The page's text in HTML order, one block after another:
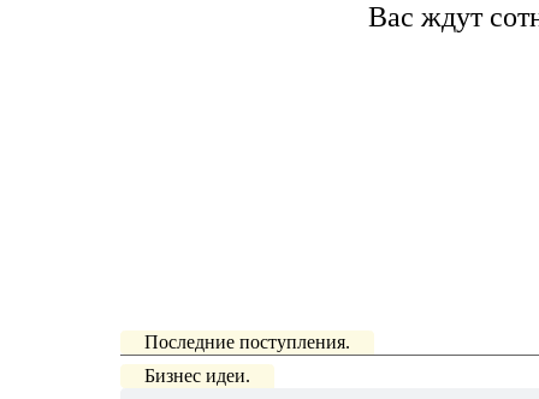
Вас ждут
Последние поступления.
Бизнес идеи.